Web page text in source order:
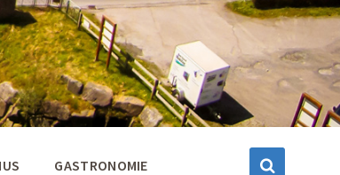
GASTRONOMIE